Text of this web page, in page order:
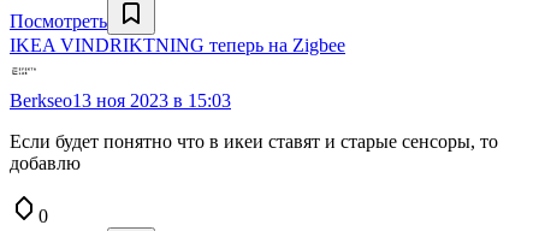
Посмотреть
IKEA VINDRIKTNING теперь на Zigbee
Berkseo13 ноя 2023 в 15:03
Если будет понятно что в икеи ставят и старые сенсоры, то
добавлю
0